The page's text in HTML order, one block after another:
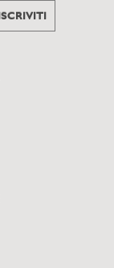
ISCRIVITI